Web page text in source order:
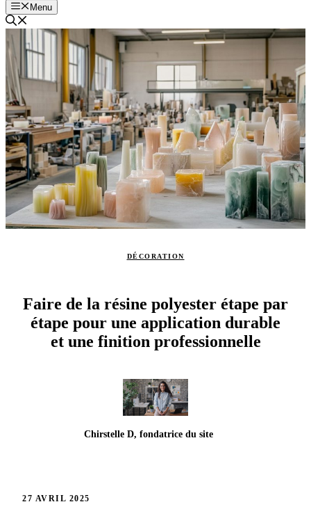
Menu
DÉCORATION
Faire de la résine polyester étape par
étape pour une application durable
et une finition professionnelle
Chirstelle D, fondatrice du site
27 AVRIL 2025